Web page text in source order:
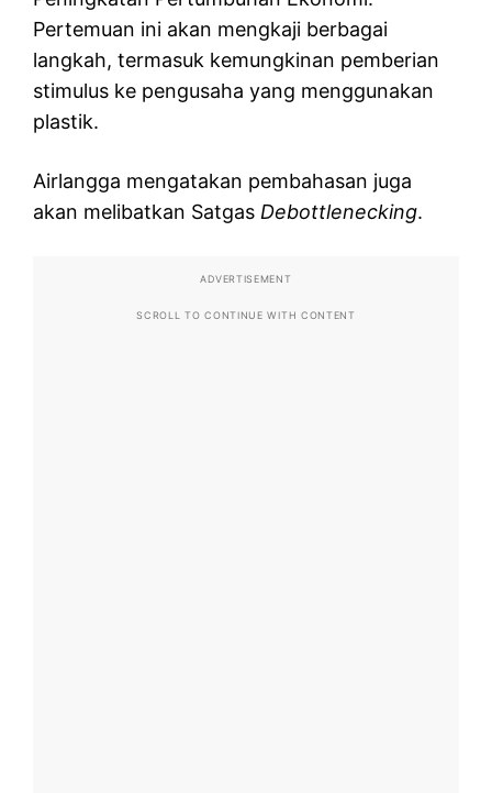
Pertemuan ini akan mengkaji berbagai
langkah, termasuk kemungkinan pemberian
stimulus ke pengusaha yang menggunakan
plastik.
Airlangga mengatakan pembahasan juga
akan melibatkan Satgas Debottlenecking.
ADVERTISEMENT
SCROLL TO CONTINUE WITH CONTENT